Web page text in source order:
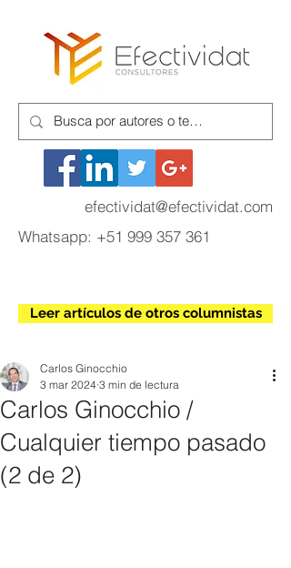
efectividat@efectividat.com
Whatsapp: +51 999 357 361
Leer artículos de otros columnistas
Carlos Ginocchio /
Cualquier tiempo pasado
(2 de 2)
Carlos Ginocchio
3 mar 2024 3 min de lectura